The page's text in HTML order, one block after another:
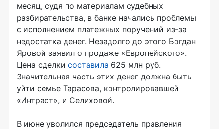
месяц, судя по материалам судебных
разбирательства, в банке начались проблемы
с исполнением платежных поручений из-за
недостатка денег. Незадолго до этого Богдан
Яровой заявил о продаже «Европейского».
Цена сделки составила 625 млн руб.
Значительная часть этих денег должна быть
уйти семье Тарасова, контролировавшей
«Интраст», и Селиховой.
В июне уволился председатель правления